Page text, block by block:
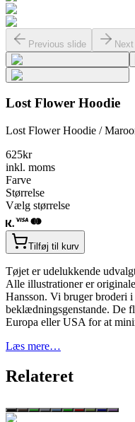
Previous slide
Lost Flower Hoodie
Lost Flower Hoodie /
625kr
inkl. moms
Farve
Størrelse
Vælg størrelse
Tilføj til kurv
Tøjet er udelukkende
Alle illustrationer er
Hansson. Vi bruger broderi
beklædningsgenstande. De
Europa eller USA for at
Læs mere…
Relateret